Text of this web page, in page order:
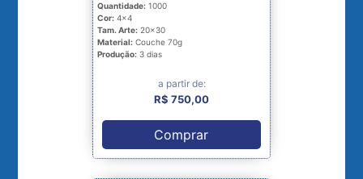
Quantidade: 1000
Cor: 4x4
Tam. Arte: 20x30
Material: Couche 70g
Produção: 3 dias
a partir de:
R$ 750,00
Comprar